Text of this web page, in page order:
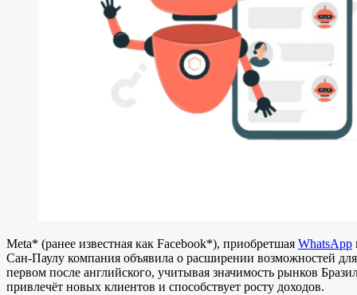
Meta* (ранее известная как Facebook*), приобретшая WhatsApp
Сан-Паулу компания объявила о расширении возможностей
первом после английского, учитывая значимость рынков
привлечёт новых клиентов и способствует росту доходов.